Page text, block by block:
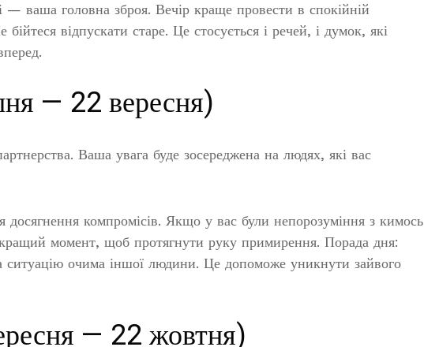
— ваша головна зброя. Вечір краще провести в спокійній
відпускати старе. Це стосується і речей, і думок, які
— 22 вересня)
Ваша увага буде зосереджена на людях, які вас
досягнення компромісів. Якщо у вас були непорозуміння з кимось
момент, щоб протягнути руку примирення. Порада дня:
ситуацію очима іншої людини. Це допоможе уникнути зайвого
— 22 жовтня)